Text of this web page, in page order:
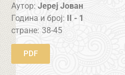
Аутор: Јереј Јован
Година и број: II - 1
стране: 38-45
PDF